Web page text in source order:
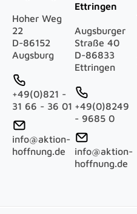
Hoher Weg
22
D-86152
Augsburg
+49(0)821 -
31 66 - 36 01
info@aktion-
hoffnung.de
Ettringen
Augsburger
Straße 40
D-86833
Ettringen
+49(0)8249
- 9685 0
info@aktion-
hoffnung.de